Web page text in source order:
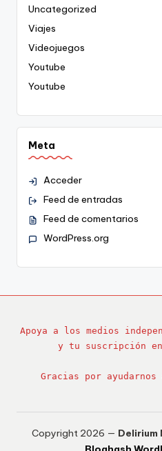
Uncategorized
Viajes
Videojuegos
Youtube
Youtube
Meta
Acceder
Feed de entradas
Feed de comentarios
WordPress.org
Apoya a los medios
y tu suscripción
Gracias por
Copyright 2026 — Delirium